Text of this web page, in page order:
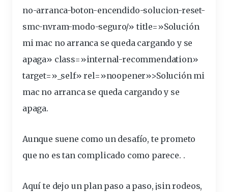
no-arranca-boton-encendido-solucion-reset-
smc-nvram-modo-seguro/» title=»Solución
mi mac no arranca se queda cargando y se
apaga» class=»internal-recommendation»
target=»_self» rel=»noopener»>Solución mi
mac no arranca se queda cargando y se
apaga.
Aunque suene como un desafío, te prometo
que no es tan complicado como parece. .
Aquí te dejo un plan paso a paso, ¡sin rodeos,